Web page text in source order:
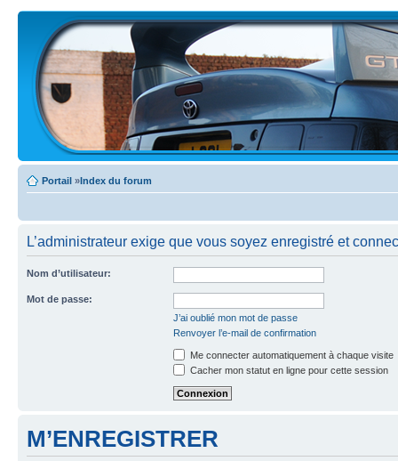
Portail »Index du forum
L’administrateur exige que vous soyez enregistré et
Nom d’utilisateur:
Mot de passe:
J’ai oublié mon mot de passe
Renvoyer l’e-mail de confirmation
Me connecter automatiquement à chaque visite
Cacher mon statut en ligne pour cette session
M’ENREGISTRER